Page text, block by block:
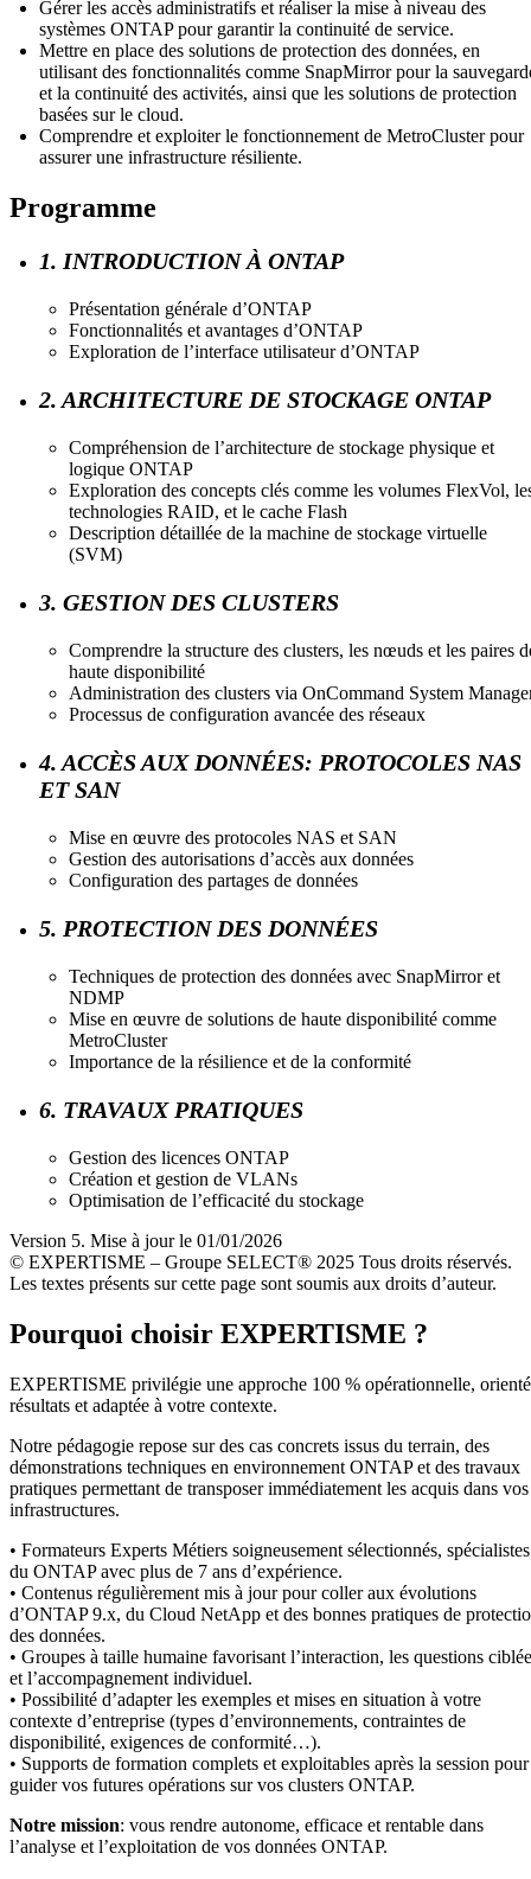
Gérer les accès administratifs et réaliser la mise à niveau des
systèmes ONTAP pour garantir la continuité de service.
Mettre en place des solutions de protection des données, en
utilisant des fonctionnalités comme SnapMirror pour la
et la continuité des activités, ainsi que les solutions de protection
basées sur le cloud.
Comprendre et exploiter le fonctionnement de MetroCluster pour
assurer une infrastructure résiliente.
Programme
1. INTRODUCTION À ONTAP
Présentation générale d’ONTAP
Fonctionnalités et avantages d’ONTAP
Exploration de l’interface utilisateur d’ONTAP
2. ARCHITECTURE DE STOCKAGE ONTAP
Compréhension de l’architecture de stockage physique et
logique ONTAP
Exploration des concepts clés comme les volumes FlexVol,
technologies RAID, et le cache Flash
Description détaillée de la machine de stockage virtuelle
(SVM)
3. GESTION DES CLUSTERS
Comprendre la structure des clusters, les nœuds et les paires
haute disponibilité
Administration des clusters via OnCommand System
Processus de configuration avancée des réseaux
4. ACCÈS AUX DONNÉES: PROTOCOLES NAS
ET SAN
Mise en œuvre des protocoles NAS et SAN
Gestion des autorisations d’accès aux données
Configuration des partages de données
5. PROTECTION DES DONNÉES
Techniques de protection des données avec SnapMirror et
NDMP
Mise en œuvre de solutions de haute disponibilité comme
MetroCluster
Importance de la résilience et de la conformité
6. TRAVAUX PRATIQUES
Gestion des licences ONTAP
Création et gestion de VLANs
Optimisation de l’efficacité du stockage
Version 5. Mise à jour le 01/01/2026
© EXPERTISME – Groupe SELECT® 2025 Tous droits réservés.
Les textes présents sur cette page sont soumis aux droits d’auteur.
Pourquoi choisir EXPERTISME ?
EXPERTISME privilégie une approche 100 % opérationnelle,
résultats et adaptée à votre contexte.
Notre pédagogie repose sur des cas concrets issus du terrain, des
démonstrations techniques en environnement ONTAP et des travaux
pratiques permettant de transposer immédiatement les acquis dans vos
infrastructures.
• Formateurs Experts Métiers soigneusement sélectionnés, spécialistes
du ONTAP avec plus de 7 ans d’expérience.
• Contenus régulièrement mis à jour pour coller aux évolutions
d’ONTAP 9.x, du Cloud NetApp et des bonnes pratiques de
des données.
• Groupes à taille humaine favorisant l’interaction, les questions
et l’accompagnement individuel.
• Possibilité d’adapter les exemples et mises en situation à votre
contexte d’entreprise (types d’environnements, contraintes de
disponibilité, exigences de conformité…).
• Supports de formation complets et exploitables après la session pour
guider vos futures opérations sur vos clusters ONTAP.
Notre mission: vous rendre autonome, efficace et rentable dans
l’analyse et l’exploitation de vos données ONTAP.